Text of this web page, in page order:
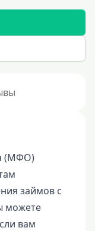
(МФО)
займов с
можете
вам